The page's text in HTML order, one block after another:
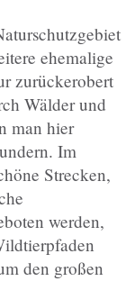
ehemalige
zurückerobert
Wälder und
man hier
Im
Strecken,
werden,
den großen